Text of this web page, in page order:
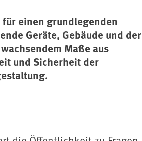
einen grundlegenden
Geräte, Gebäude und der
Maße aus
und Sicherheit der